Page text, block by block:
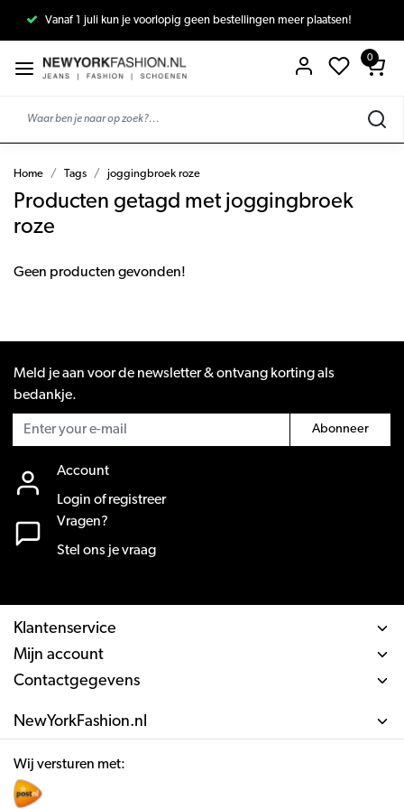
Vanaf 1 juli kun je voorlopig geen bestellingen meer plaatsen!
0
Home Tags joggingbroek roze
Producten getagd met joggingbroek
roze
Geen producten gevonden!
Meld je aan voor de newsletter & ontvang korting als
bedankje.
Abonneer
Account
Login of registreer
Vragen?
Stel ons je vraag
Klantenservice
Mijn account
Contactgegevens
NewYorkFashion.nl
Wij versturen met: